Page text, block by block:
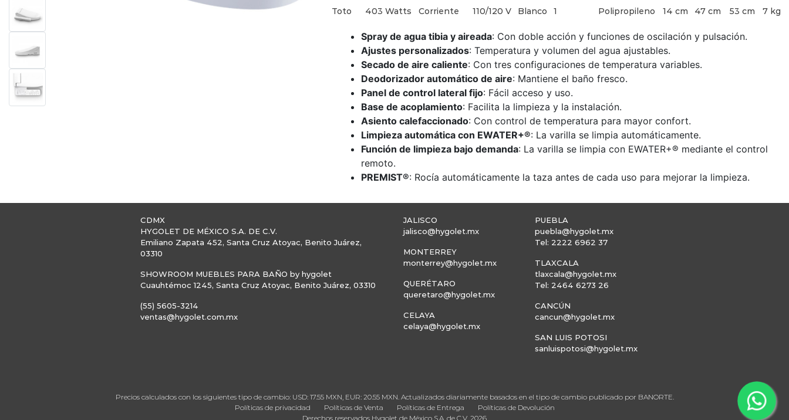
Toto
403 Watts Corriente 110/120 V Blanco 1 Polipropileno 14 cm 47 cm 53 cm 7 kg
Spray de agua tibia y aireada: Con doble acción y funciones de oscilación y pulsación.
Ajustes personalizados: Temperatura y volumen del agua ajustables.
Secado de aire caliente: Con tres configuraciones de temperatura variables.
Deodorizador automático de aire: Mantiene el baño fresco.
Panel de control lateral fijo: Fácil acceso y uso.
Base de acoplamiento: Facilita la limpieza y la instalación.
Asiento calefaccionado: Con control de temperatura para mayor confort.
Limpieza automática con EWATER+®: La varilla se limpia automáticamente.
Función de limpieza bajo demanda: La varilla se limpia con EWATER+® mediante el control
remoto.
PREMIST®: Rocía automáticamente la taza antes de cada uso para mejorar la limpieza.
CDMX
HYGOLET DE MÉXICO S.A. DE C.V.
Emiliano Zapata 452, Santa Cruz Atoyac, Benito Juárez,
03310
SHOWROOM MUEBLES PARA BAÑO by hygolet
Cuauhtémoc 1245, Santa Cruz Atoyac, Benito Juárez, 03310
(55) 5605-3214
ventas@hygolet.com.mx
JALISCO
jalisco@hygolet.mx
MONTERREY
monterrey@hygolet.mx
QUERÉTARO
queretaro@hygolet.mx
CELAYA
celaya@hygolet.mx
PUEBLA
puebla@hygolet.mx
Tel: 2222 6962 37
TLAXCALA
tlaxcala@hygolet.mx
Tel: 2464 6273 26
CANCÚN
cancun@hygolet.mx
SAN LUIS POTOSI
sanluispotosi@hygolet.mx
Precios calculados con los siguientes tipo de cambio: USD: 17.55 MXN, EUR: 20.55 MXN. Actualizados diariamente basados en el tipo de cambio publicado por BANORTE.
Políticas de privacidad
Políticas de Venta Políticas de Entrega
Políticas de Devolución
Derechos reservados Hygolet de México S.A. de C.V. 2026